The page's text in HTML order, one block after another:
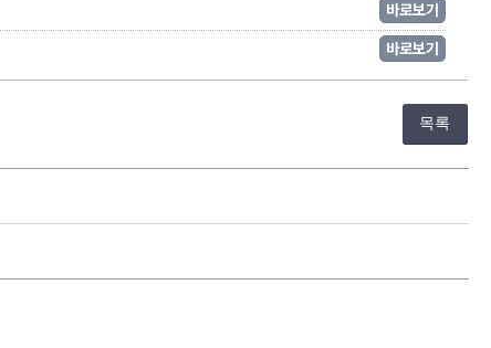
바로보기
바로보기
목록